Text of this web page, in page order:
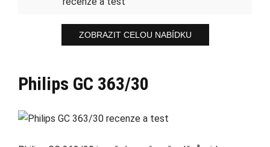
ZOBRAZIT CELOU NABÍDKU
Philips GC 363/30